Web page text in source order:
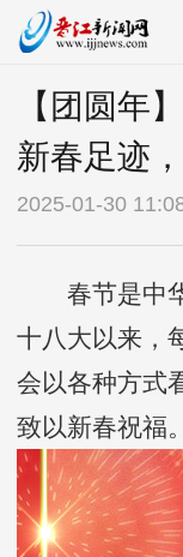
【团圆年
新春足迹
2025-01-30
春节是中华
十八大以来，
会以各种方式
致以新春祝福。